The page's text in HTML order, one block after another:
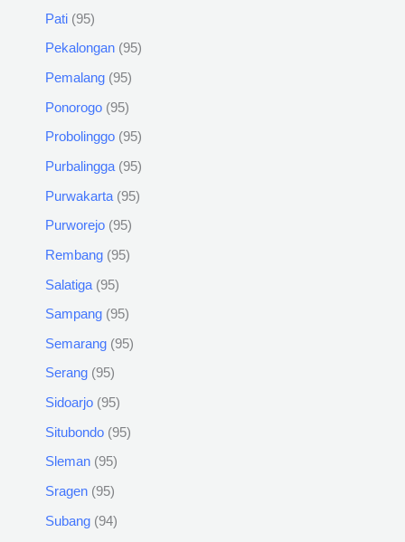
Pati 95
Pekalongan 95
Pemalang 95
Ponorogo 95
Probolinggo 95
Purbalingga 95
Purwakarta 95
Purworejo 95
Rembang 95
Salatiga 95
Sampang 95
Semarang 95
Serang 95
Sidoarjo 95
Situbondo 95
Sleman 95
Sragen 95
Subang 94